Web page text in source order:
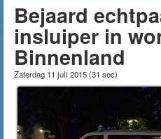
Bejaard
insluiper in
Binnenland
Zaterdag 11 juli 2015(31 sec)